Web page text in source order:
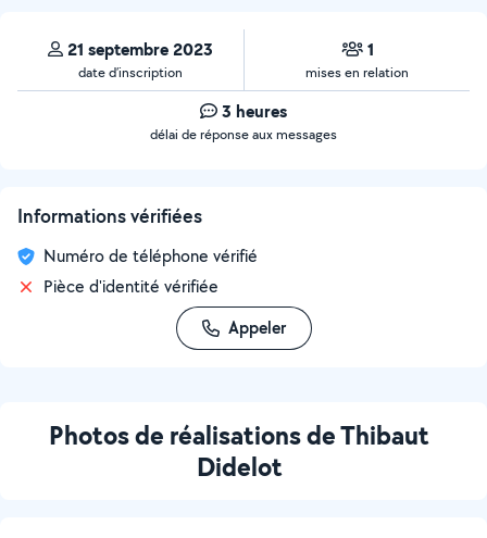
21 septembre 2023
date d’inscription
1
mises en relation
3 heures
délai de réponse aux messages
Informations vérifiées
Numéro de téléphone vérifié
Pièce d'identité vérifiée
Appeler
Photos de réalisations de Thibaut
Didelot